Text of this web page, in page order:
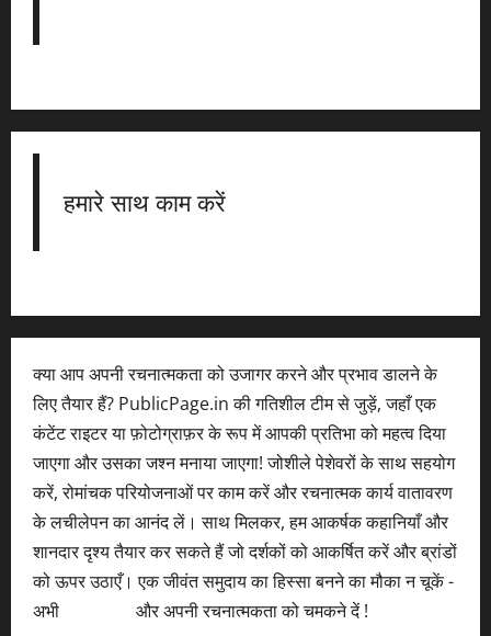
हमारे साथ काम करें
क्या आप अपनी रचनात्मकता को उजागर करने और प्रभाव डालने के
लिए तैयार हैं? PublicPage.in की गतिशील टीम से जुड़ें, जहाँ एक
कंटेंट राइटर या फ़ोटोग्राफ़र के रूप में आपकी प्रतिभा को महत्व दिया
जाएगा और उसका जश्न मनाया जाएगा! जोशीले पेशेवरों के साथ सहयोग
करें, रोमांचक परियोजनाओं पर काम करें और रचनात्मक कार्य वातावरण
के लचीलेपन का आनंद लें। साथ मिलकर, हम आकर्षक कहानियाँ और
शानदार दृश्य तैयार कर सकते हैं जो दर्शकों को आकर्षित करें और ब्रांडों
को ऊपर उठाएँ। एक जीवंत समुदाय का हिस्सा बनने का मौका न चूकें -
अभी
और अपनी रचनात्मकता को चमकने दें !